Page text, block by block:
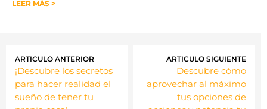
LEER MÁS >
ARTICULO ANTERIOR
¡Descubre los secretos
para hacer realidad el
sueño de tener tu
ARTICULO SIGUIENTE
Descubre cómo
aprovechar al máximo
tus opciones de